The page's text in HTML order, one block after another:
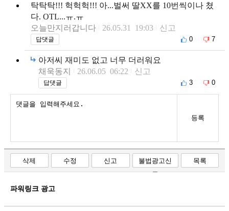
탁탁탁!!! 헉헉헉!!! 아...벌써 딸XX를 10번씩이나 쳤
다. OTL...ㅠ.ㅠ
오늘만지러갑니다
26.05.31 19:03 신고
답댓글 0 7
아저씨 재미도 없고 너무 더러워요
채욱동지
26.06.05 06:22 신고
답댓글 3 0
등록
삭제 수정 신고
불법광고신
고
목록
파워링크 광고